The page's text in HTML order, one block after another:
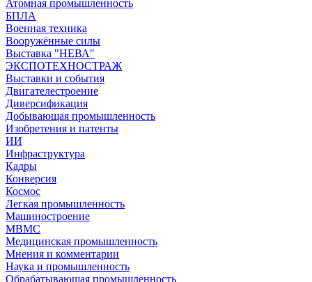
Атомная промышленность
БПЛА
Военная техника
Вооружённые силы
Выставка "НЕВА"
ЭКСПОТЕХНОСТРАЖ
Выставки и события
Двигателестроение
Диверсификация
Добывающая промышленность
Изобретения и патенты
ИИ
Инфраструктура
Кадры
Конверсия
Космос
Легкая промышленность
Машиностроение
МВМС
Медицинская промышленность
Мнения и комментарии
Наука и промышленность
Обрабатывающая промышленность